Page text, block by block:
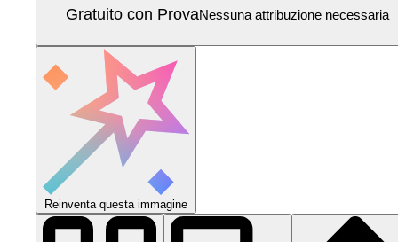
Gratuito con ProvaNessuna attribuzione necessaria
Reinventa questa immagine